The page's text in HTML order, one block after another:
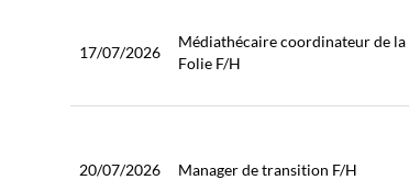
17/07/2026
Médiathécaire coordinateur de
Folie F/H
20/07/2026 Manager de transition F/H